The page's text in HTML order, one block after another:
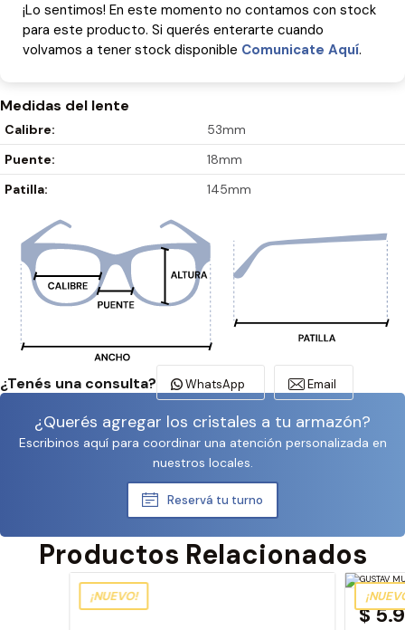
¡Lo sentimos! En este momento no contamos con stock
para este producto. Si querés enterarte cuando
volvamos a tener stock disponible Comunicate Aquí­.
Medidas del lente
Calibre:
53mm
Puente:
18mm
Patilla:
145mm
¿Tenés una consulta? WhatsApp Email
¿Querés agregar los cristales a tu armazón?
Escribinos aquí para coordinar una atención personalizada en
nuestros locales.
Reservá tu turno
Productos Relacionados
¡NUEVO!
$